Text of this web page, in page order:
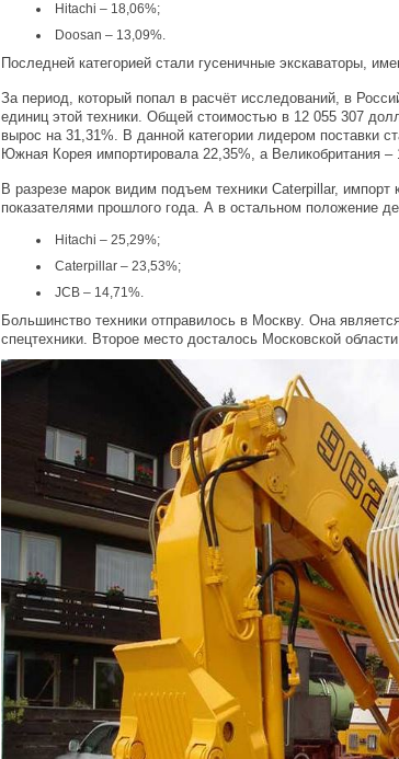
Hitachi – 18,06%;
Doosan – 13,09%.
Последней категорией стали гусеничные экскаваторы,
За период, который попал в расчёт исследований, в
единиц этой техники. Общей стоимостью в 12 055 307
вырос на 31,31%. В данной категории лидером поставки
Южная Корея импортировала 22,35%, а Великобритания –
В разрезе марок видим подъем техники Caterpillar, импорт
показателями прошлого года. А в остальном положение
Hitachi – 25,29%;
Caterpillar – 23,53%;
JCB – 14,71%.
Большинство техники отправилось в Москву. Она
спецтехники. Второе место досталось Московской